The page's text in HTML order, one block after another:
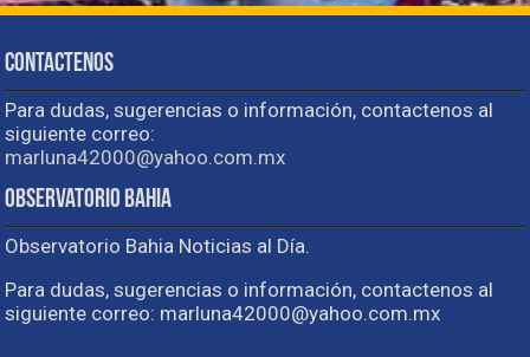
Contactenos
Para dudas, sugerencias o información, contactenos al
siguiente correo:
marluna42000@yahoo.com.mx
Observatorio Bahia
Observatorio Bahia Noticias al Día.
Para dudas, sugerencias o información, contactenos al
siguiente correo: marluna42000@yahoo.com.mx